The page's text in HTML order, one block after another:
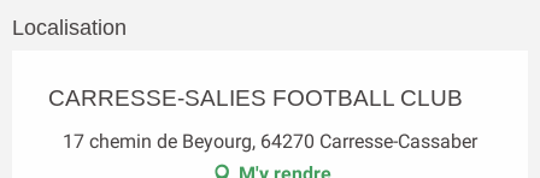
Localisation
CARRESSE-SALIES FOOTBALL CLUB
17 chemin de Beyourg, 64270 Carresse-Cassaber